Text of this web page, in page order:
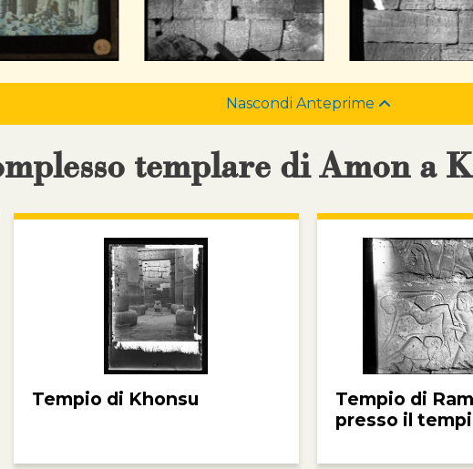
Nascondi Anteprime
templare di Amon a
Tempio di Khonsu
Tempio di
presso il